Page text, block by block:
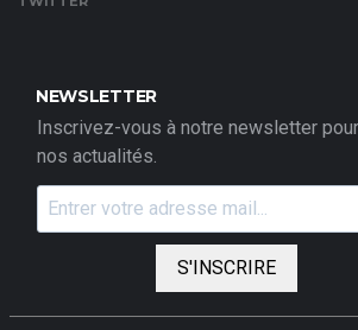
NEWSLETTER
Inscrivez-vous à notre newsletter
nos actualités.
S'INSCRIRE